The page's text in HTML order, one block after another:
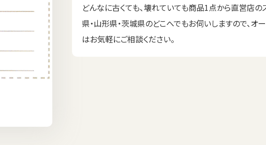
どんなに古くても、壊れていても商品1点から直営店の
県・山形県・茨城県のどこへでもお伺いしますので、オ
はお気軽にご相談ください。